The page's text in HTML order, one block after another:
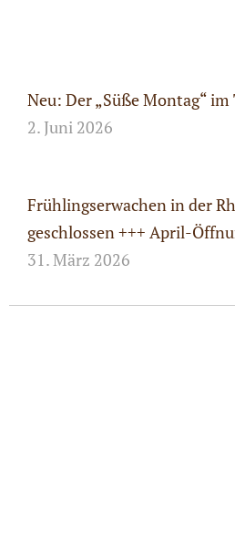
Neu: Der „Süße Montag“
2. Juni 2026
Frühlingserwachen in der
geschlossen +++ April-
31. März 2026